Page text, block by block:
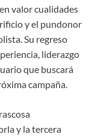
valor cualidades
y el pundonor
Su regreso
liderazgo
que buscará
campaña.
y la tercera